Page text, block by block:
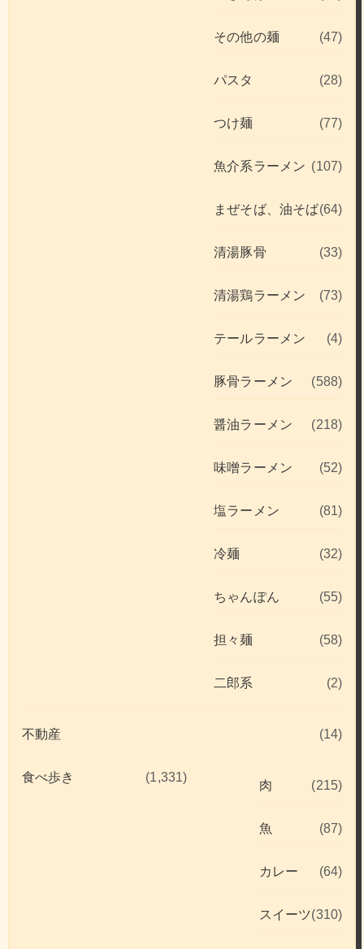
その他の麺 (47)
パスタ (28)
つけ麺 (77)
魚介系ラーメン (107)
まぜそば、油そば(64)
清湯豚骨 (33)
清湯鶏ラーメン (73)
テールラーメン (4)
豚骨ラーメン (588)
醤油ラーメン (218)
味噌ラーメン (52)
塩ラーメン (81)
冷麺 (32)
ちゃんぽん (55)
担々麺 (58)
二郎系 (2)
不動産 (14)
食べ歩き (1,331)
肉 (215)
魚 (87)
カレー (64)
スイーツ(310)